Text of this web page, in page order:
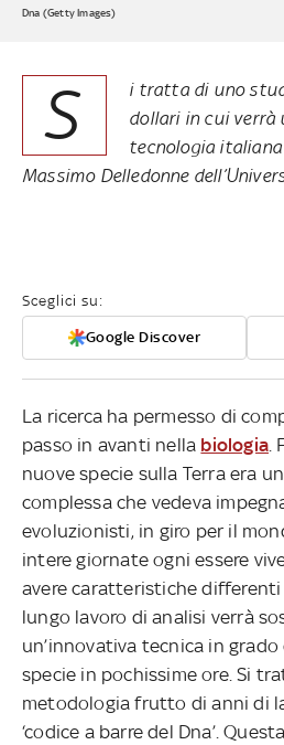
Dna (Getty Images)
S
i tratta di uno
dollari in cui
tecnologia
Massimo Delledonne
Sceglici su:
Google Discover
La ricerca ha permesso di
passo in avanti nella biologia
nuove specie sulla Terra era
complessa che vedeva
evoluzionisti, in giro per il
intere giornate ogni essere
avere caratteristiche
lungo lavoro di analisi verrà
un’innovativa tecnica in
specie in pochissime ore. Si
metodologia frutto di anni di
‘codice a barre del Dna’.